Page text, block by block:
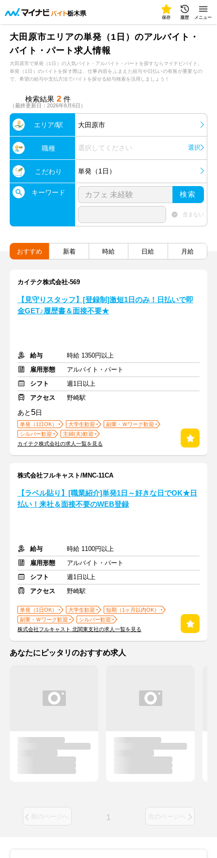
栃木県
保存 履歴 メニュー
大田原市エリアの単発（1日）のアルバイト・
バイト・パート求人情報
大田原市で単発（1日）の人気バイト・アルバイト・パートを探すならマイナビバイト。
単発（1日）のバイトを探す際は、仕事内容をふまえた給与や日払いの有無が重要なの
で、希望の給与や支払方法でバイトを探せる給与検索を活用しましょう！
検索結果 2 件
（最終更新日：2026年8月6日）
エリア/駅 大田原市
職種 選択してください 選択
こだわり 単発（1日）
キーワード 検索
含まない
おすすめ 新着 時給 日給 月給
カイテク株式会社-569
【見守りスタッフ】[登録制]激短1日のみ！日払いで即
金GET♪履歴書＆面接不要★
給与
時給 1350円以上
雇用形態
アルバイト・パート
シフト
週1日以上
アクセス
野崎駅
あと 5日
単発（1日OK） 大学生歓迎
副業・Ｗワーク歓迎
シルバー歓迎
主婦(夫)歓迎
カイテク株式会社の求人一覧を見る
株式会社フルキャスト/MNC-11CA
【ラベル貼り】[職業紹介]単発1日～好きな日でOK★日
払い！来社＆面接不要のWEB登録
給与
時給 1100円以上
雇用形態
アルバイト・パート
シフト
週1日以上
アクセス
野崎駅
単発（1日OK） 大学生歓迎
短期（1ヶ月以内OK）
副業・Ｗワーク歓迎
シルバー歓迎
株式会社フルキャスト 北関東支社の求人一覧を見る
あなたにピッタリのおすすめ求人
前のページへ 1 次のページへ